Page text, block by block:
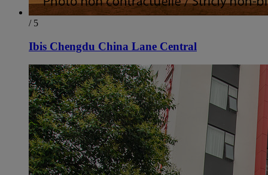
/ 5
Ibis Chengdu China Lane Central